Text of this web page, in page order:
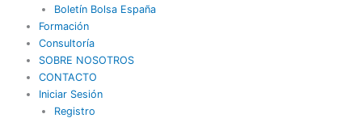
Boletín Bolsa España
Formación
Consultoría
SOBRE NOSOTROS
CONTACTO
Iniciar Sesión
Registro